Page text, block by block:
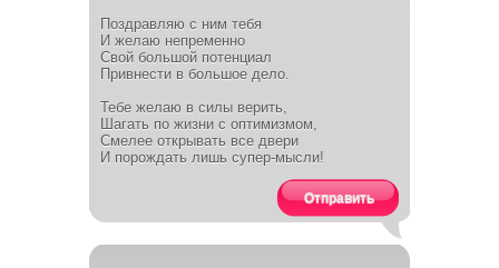
Поздравляю с ним тебя
И желаю непременно
Свой большой потенциал
Привнести в большое дело.
Тебе желаю в силы верить,
Шагать по жизни с оптимизмом,
Смелее открывать все двери
И порождать лишь супер-мысли!
Отправить